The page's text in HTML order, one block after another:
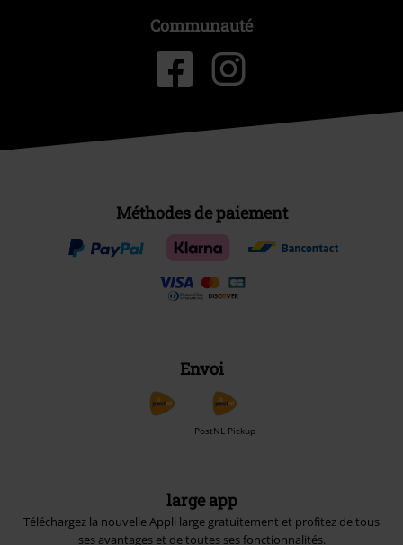
Communauté
Méthodes de paiement
Envoi
PostNL Pickup
large app
Téléchargez la nouvelle Appli large gratuitement et profitez de tous
ses avantages et de toutes ses fonctionnalités.